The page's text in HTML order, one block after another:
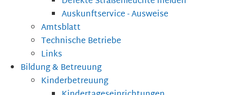
Auskunftservice - Ausweise
Amtsblatt
Technische Betriebe
Links
Bildung & Betreuung
Kinderbetreuung